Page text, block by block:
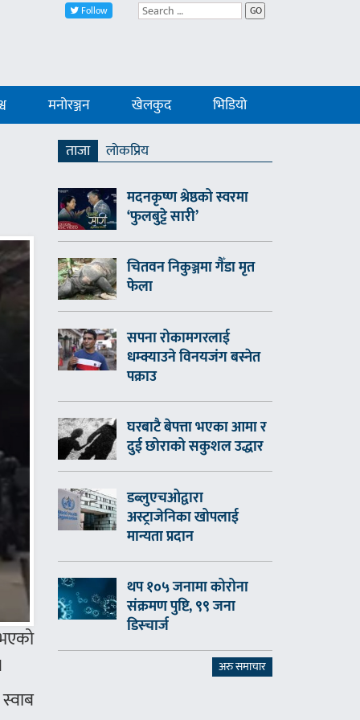
Follow GO
मनोरञ्जन खेलकुद भिडियो
ताजा
लाेकप्रिय
मदनकृष्ण श्रेष्ठको स्वरमा
‘फुलबुट्टे सारी’
चितवन निकुञ्जमा गैँडा मृत
फेला
सपना रोकामगरलाई
धम्क्याउने विनयजंग बस्नेत
पक्राउ
घरबाटै बेपत्ता भएका आमा र
दुई छोराको सकुशल उद्धार
डब्लुएचओद्वारा
अस्ट्राजेनिका खोपलाई
मान्यता प्रदान
थप १०५ जनामा कोरोना
संक्रमण पुष्टि, ९९ जना
डिस्चार्ज
अरु समाचार